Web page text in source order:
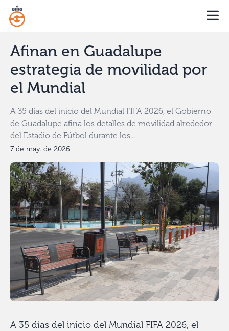
Afinan en Guadalupe
estrategia de movilidad por
el Mundial
A 35 días del inicio del Mundial FIFA 2026, el Gobierno
de Guadalupe afina los detalles de movilidad alrededor
del Estadio de Fútbol durante los...
7 de may. de 2026
A 35 días del inicio del Mundial FIFA 2026, el